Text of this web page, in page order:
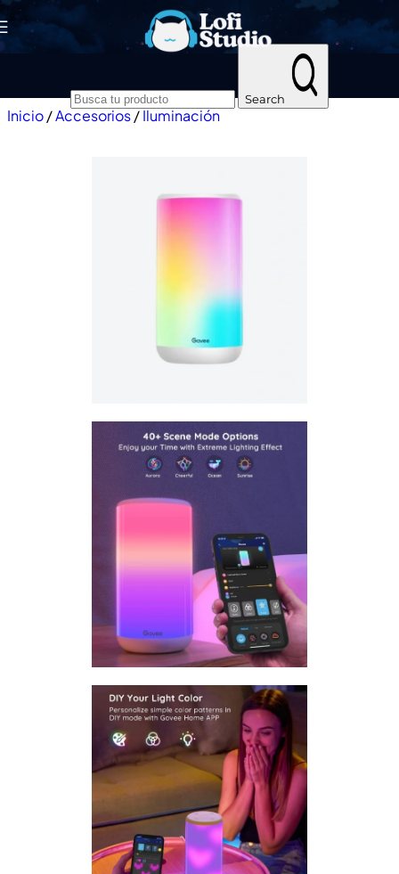
Skip to navigation Skip to main content
Search
Inicio/Accesorios/Iluminación